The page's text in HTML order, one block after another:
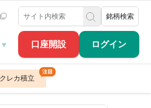
口座開設 ログイン
銘柄検索
クレカ積立